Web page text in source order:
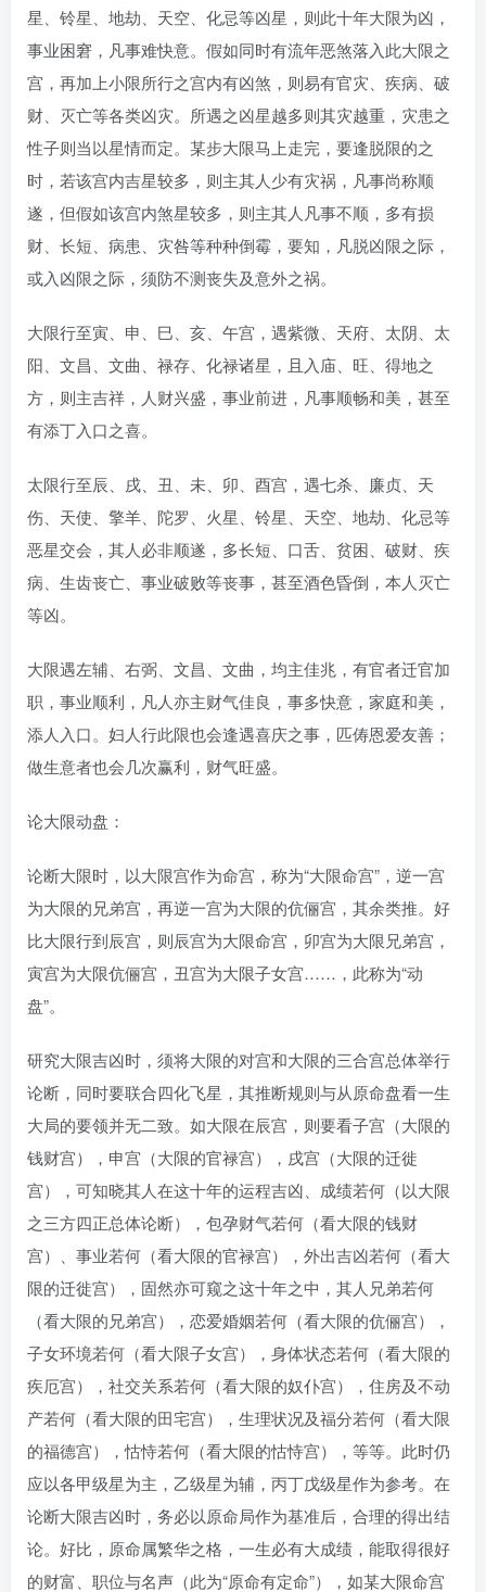
星、铃星、地劫、天空、化忌等凶星，则此十年大限为凶，
事业困窘，凡事难快意。假如同时有流年恶煞落入此大限之
宫，再加上小限所行之宫内有凶煞，则易有官灾、疾病、破
财、灭亡等各类凶灾。所遇之凶星越多则其灾越重，灾患之
性子则当以星情而定。某步大限马上走完，要逢脱限的之
时，若该宫内吉星较多，则主其人少有灾祸，凡事尚称顺
遂，但假如该宫内煞星较多，则主其人凡事不顺，多有损
财、长短、病患、灾咎等种种倒霉，要知，凡脱凶限之际，
或入凶限之际，须防不测丧失及意外之祸。
大限行至寅、申、巳、亥、午宫，遇紫微、天府、太阴、太
阳、文昌、文曲、禄存、化禄诸星，且入庙、旺、得地之
方，则主吉祥，人财兴盛，事业前进，凡事顺畅和美，甚至
有添丁入口之喜。
太限行至辰、戌、丑、未、卯、酉宫，遇七杀、廉贞、天
伤、天使、擎羊、陀罗、火星、铃星、天空、地劫、化忌等
恶星交会，其人必非顺遂，多长短、口舌、贫困、破财、疾
病、生齿丧亡、事业破败等丧事，甚至酒色昏倒，本人灭亡
等凶。
大限遇左辅、右弼、文昌、文曲，均主佳兆，有官者迁官加
职，事业顺利，凡人亦主财气佳良，事多快意，家庭和美，
添人入口。妇人行此限也会逢遇喜庆之事，匹俦恩爱友善；
做生意者也会几次赢利，财气旺盛。
论大限动盘：
论断大限时，以大限宫作为命宫，称为“大限命宫”，逆一宫
为大限的兄弟宫，再逆一宫为大限的伉俪宫，其余类推。好
比大限行到辰宫，则辰宫为大限命宫，卯宫为大限兄弟宫，
寅宫为大限伉俪宫，丑宫为大限子女宫……，此称为“动
盘”。
研究大限吉凶时，须将大限的对宫和大限的三合宫总体举行
论断，同时要联合四化飞星，其推断规则与从原命盘看一生
大局的要领并无二致。如大限在辰宫，则要看子宫（大限的
钱财宫），申宫（大限的官禄宫），戌宫（大限的迁徙
宫），可知晓其人在这十年的运程吉凶、成绩若何（以大限
之三方四正总体论断），包孕财气若何（看大限的钱财
宫）、事业若何（看大限的官禄宫），外出吉凶若何（看大
限的迁徙宫），固然亦可窥之这十年之中，其人兄弟若何
（看大限的兄弟宫），恋爱婚姻若何（看大限的伉俪宫），
子女环境若何（看大限子女宫），身体状态若何（看大限的
疾厄宫），社交关系若何（看大限的奴仆宫），住房及不动
产若何（看大限的田宅宫），生理状况及福分若何（看大限
的福德宫），怙恃若何（看大限的怙恃宫），等等。此时仍
应以各甲级星为主，乙级星为辅，丙丁戊级星作为参考。在
论断大限吉凶时，务必以原命局作为基准后，合理的得出结
论。好比，原命属繁华之格，一生必有大成绩，能取得很好
的财富、职位与名声（此为“原命有定命”），如某大限命宫